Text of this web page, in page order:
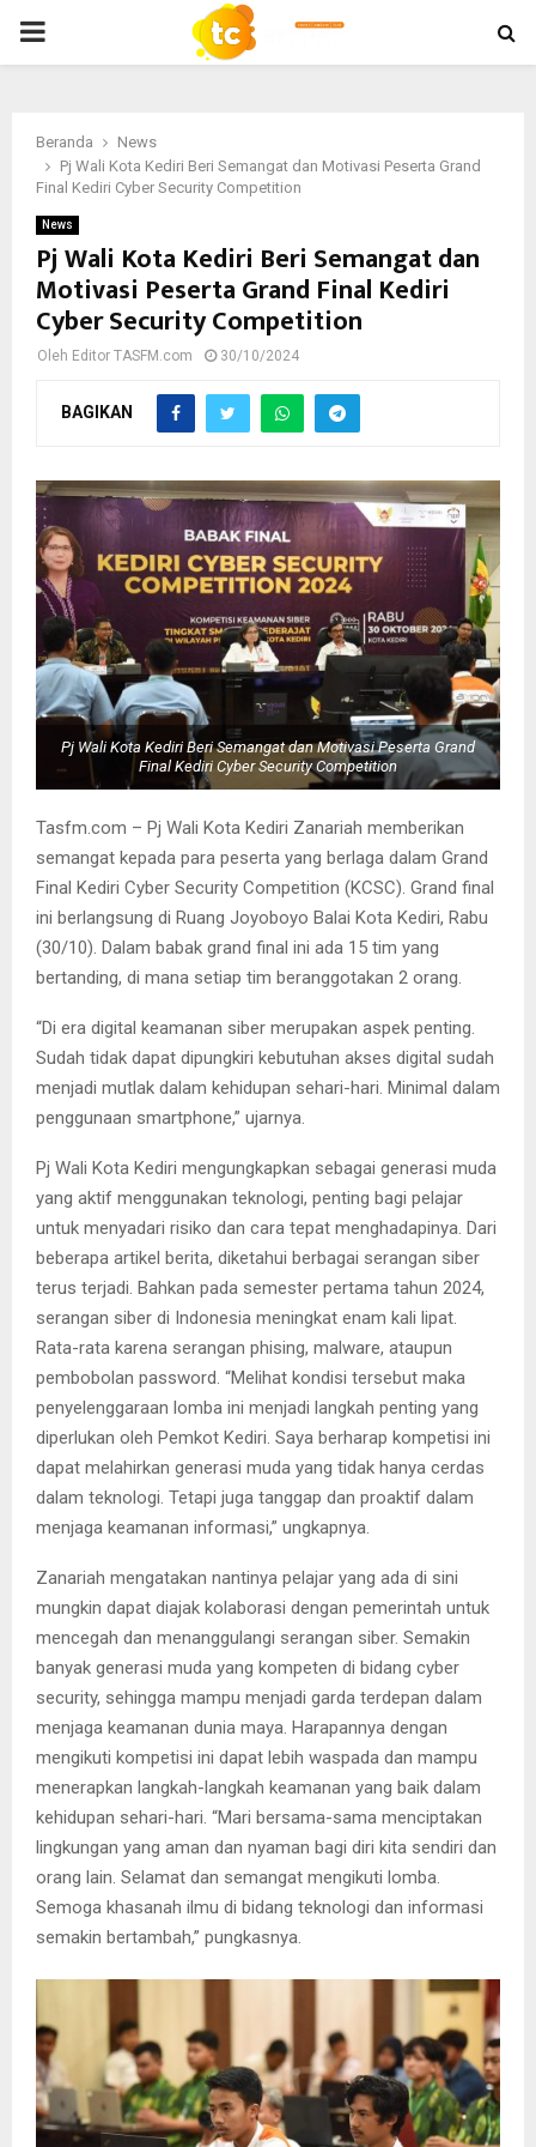
PRIMARY
Beranda
News
Pj Wali Kota Kediri Beri Semangat dan Motivasi Peserta Grand
Final Kediri Cyber Security Competition
News
Pj Wali Kota Kediri Beri Semangat dan
Motivasi Peserta Grand Final Kediri
Cyber Security Competition
Oleh Editor TASFM.com 30/10/2024
BAGIKAN
Pj Wali Kota Kediri Beri Semangat dan Motivasi Peserta Grand
Final Kediri Cyber Security Competition
Tasfm.com – Pj Wali Kota Kediri Zanariah memberikan
semangat kepada para peserta yang berlaga dalam Grand
Final Kediri Cyber Security Competition (KCSC). Grand final
ini berlangsung di Ruang Joyoboyo Balai Kota Kediri, Rabu
(30/10). Dalam babak grand final ini ada 15 tim yang
bertanding, di mana setiap tim beranggotakan 2 orang.
“Di era digital keamanan siber merupakan aspek penting.
Sudah tidak dapat dipungkiri kebutuhan akses digital sudah
menjadi mutlak dalam kehidupan sehari-hari. Minimal dalam
penggunaan smartphone,” ujarnya.
Pj Wali Kota Kediri mengungkapkan sebagai generasi muda
yang aktif menggunakan teknologi, penting bagi pelajar
untuk menyadari risiko dan cara tepat menghadapinya. Dari
beberapa artikel berita, diketahui berbagai serangan siber
terus terjadi. Bahkan pada semester pertama tahun 2024,
serangan siber di Indonesia meningkat enam kali lipat.
Rata-rata karena serangan phising, malware, ataupun
pembobolan password. “Melihat kondisi tersebut maka
penyelenggaraan lomba ini menjadi langkah penting yang
diperlukan oleh Pemkot Kediri. Saya berharap kompetisi ini
dapat melahirkan generasi muda yang tidak hanya cerdas
dalam teknologi. Tetapi juga tanggap dan proaktif dalam
menjaga keamanan informasi,” ungkapnya.
Zanariah mengatakan nantinya pelajar yang ada di sini
mungkin dapat diajak kolaborasi dengan pemerintah untuk
mencegah dan menanggulangi serangan siber. Semakin
banyak generasi muda yang kompeten di bidang cyber
security, sehingga mampu menjadi garda terdepan dalam
menjaga keamanan dunia maya. Harapannya dengan
mengikuti kompetisi ini dapat lebih waspada dan mampu
menerapkan langkah-langkah keamanan yang baik dalam
kehidupan sehari-hari. “Mari bersama-sama menciptakan
lingkungan yang aman dan nyaman bagi diri kita sendiri dan
orang lain. Selamat dan semangat mengikuti lomba.
Semoga khasanah ilmu di bidang teknologi dan informasi
semakin bertambah,” pungkasnya.